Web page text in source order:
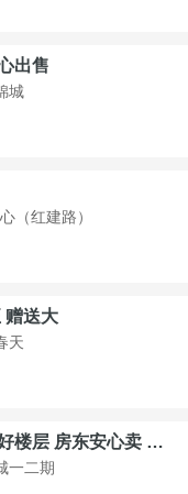
出售
城
（红建路）
赠送大
天
天慧城优质套三双卫好楼层 房东安心卖 价格好谈
一二期